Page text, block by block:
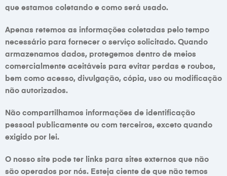
que estamos coletando e como será usado.
Apenas retemos as informações coletadas pelo tempo
necessário para fornecer o serviço solicitado. Quando
armazenamos dados, protegemos dentro de meios
comercialmente aceitáveis ​​para evitar perdas e roubos,
bem como acesso, divulgação, cópia, uso ou modificação
não autorizados.
Não compartilhamos informações de identificação
pessoal publicamente ou com terceiros, exceto quando
exigido por lei.
O nosso site pode ter links para sites externos que não
são operados por nós. Esteja ciente de que não temos